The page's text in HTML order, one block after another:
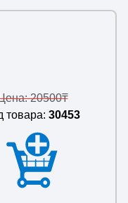
20500₸
товара: 30453